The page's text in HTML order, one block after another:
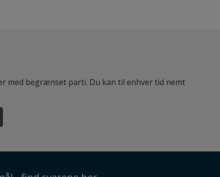
med begrænset parti. Du kan til enhver tid nemt